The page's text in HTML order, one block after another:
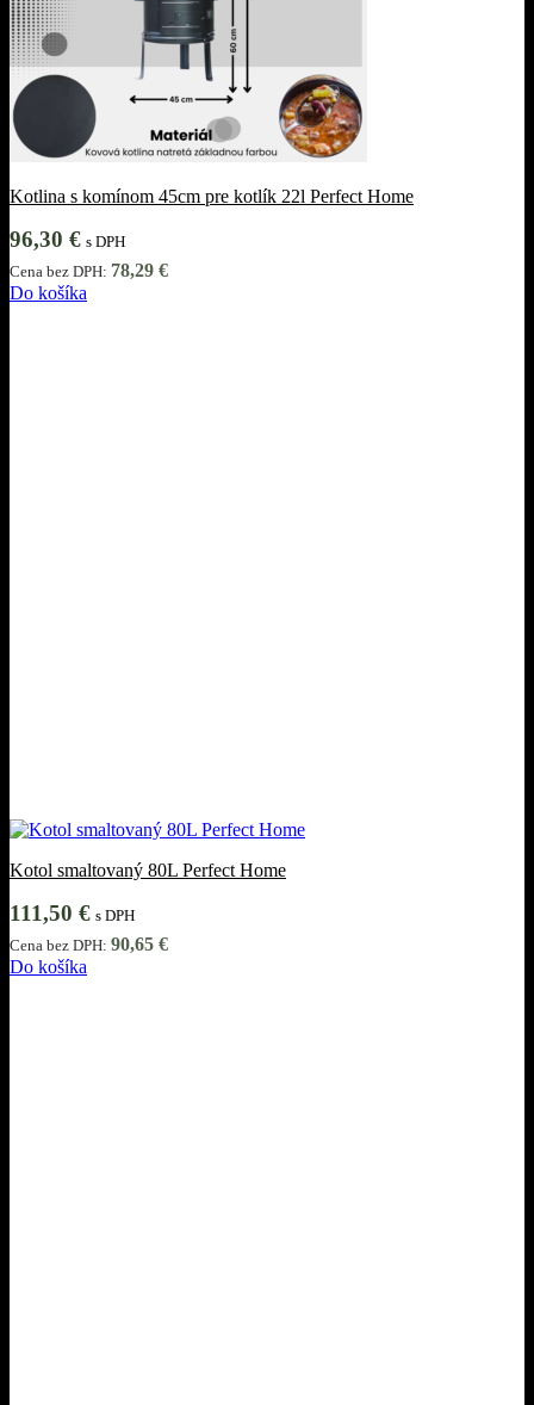
Kotlina s komínom 45cm pre kotlík 22l Perfect Home
96,30 € s DPH
Cena bez DPH: 78,29 €
Do košíka
Kotol smaltovaný 80L Perfect Home
111,50 € s DPH
Cena bez DPH: 90,65 €
Do košíka